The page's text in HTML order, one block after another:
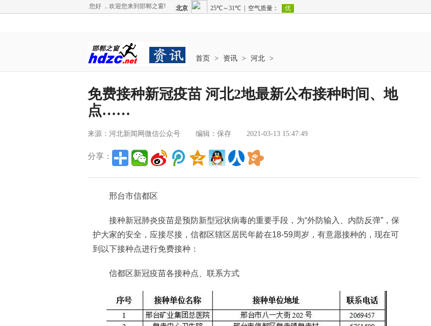
您好 ，欢迎您来到邯郸之窗!
首页 > 资讯 > 河北 >
免费接种新冠疫苗 河北2地最新公布接种时间、地
点……
来源：河北新闻网微信公众号 编辑：保存 2021-03-13 15:47:49
分享：
邢台市信都区
接种新冠肺炎疫苗是预防新型冠状病毒的重要手段，为“外防输入、内防反弹”，保
护大家的安全，应接尽接，信都区辖区居民年龄在18-59周岁，有意愿接种的，现在可
到以下接种点进行免费接种：
信都区新冠疫苗各接种点、联系方式